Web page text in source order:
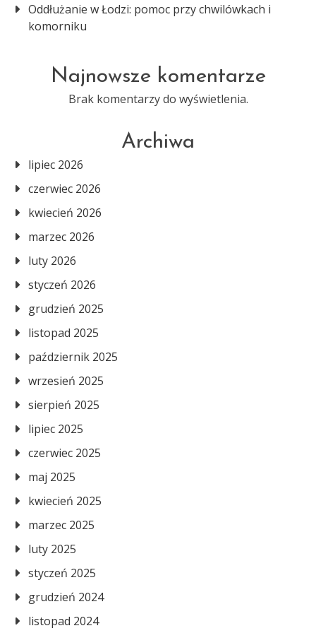
Oddłużanie w Łodzi: pomoc przy chwilówkach i
komorniku
Najnowsze komentarze
Brak komentarzy do wyświetlenia.
Archiwa
lipiec 2026
czerwiec 2026
kwiecień 2026
marzec 2026
luty 2026
styczeń 2026
grudzień 2025
listopad 2025
październik 2025
wrzesień 2025
sierpień 2025
lipiec 2025
czerwiec 2025
maj 2025
kwiecień 2025
marzec 2025
luty 2025
styczeń 2025
grudzień 2024
listopad 2024